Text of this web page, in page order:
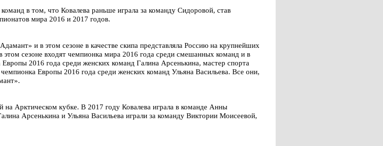
в том, что Ковалева раньше играла за команду Сидоровой, став
мира 2016 и 2017 годов.
и в этом сезоне в качестве скипа представляла Россию на крупнейших
сезоне входят чемпионка мира 2016 года среди смешанных команд и в
2016 года среди женских команд Галина Арсенькина, мастер спорта
Европы 2016 года среди женских команд Ульяна Васильева. Все они,
Арктическом кубке. В 2017 году Ковалева играла в команде Анны
Арсенькина и Ульяна Васильева играли за команду Виктории Моисеевой,